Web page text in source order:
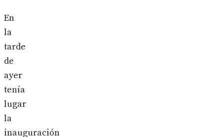
En
la
tarde
de
ayer
tenía
lugar
la
inauguración